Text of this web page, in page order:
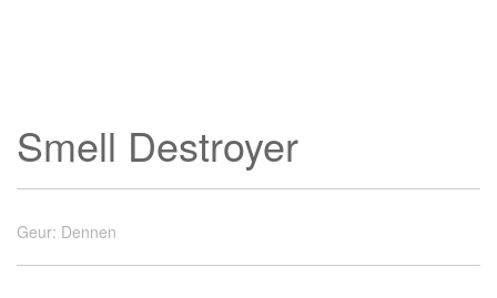
Smell Destroyer
Geur: Dennen